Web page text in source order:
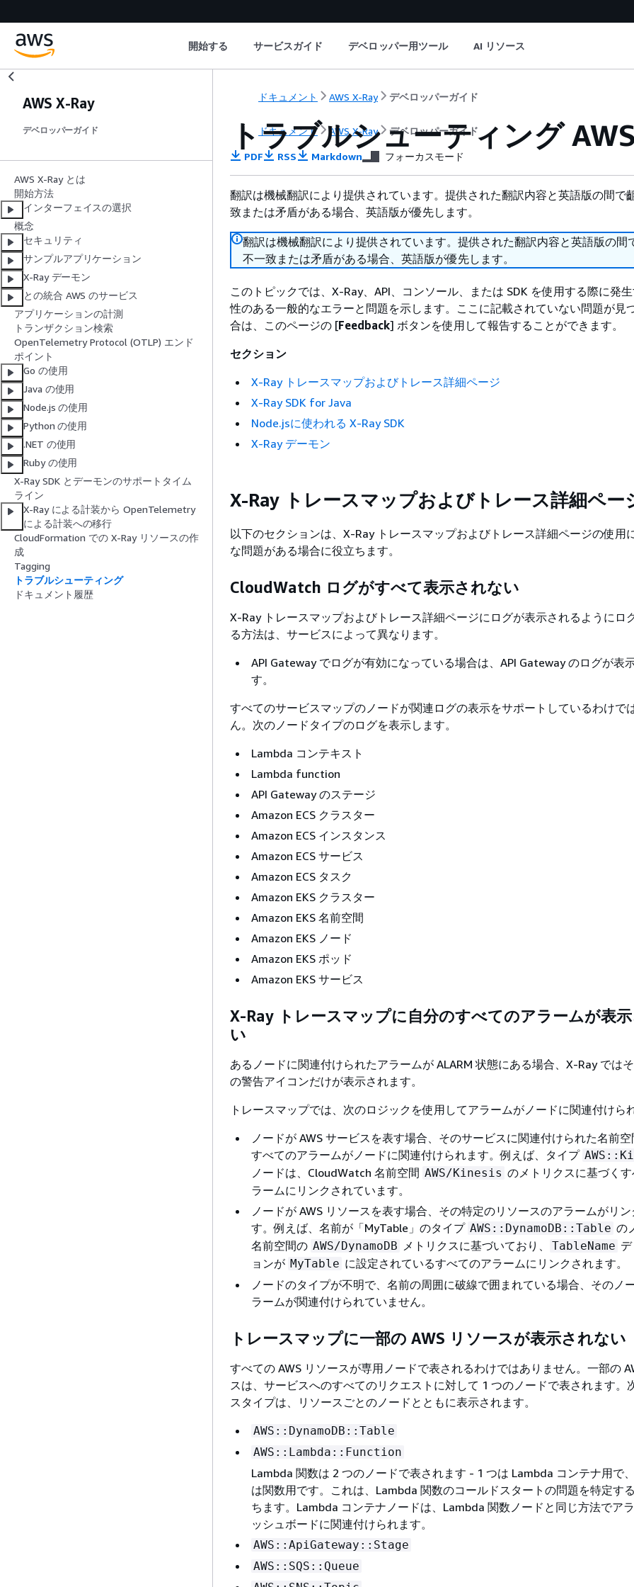
開始する サービスガイド デベロッパー用ツール AI リソース
AWS X-Ray
デベロッパーガイド
AWS X-Ray とは
開始方法
インターフェイスの選択
概念
セキュリティ
サンプルアプリケーション
X-Ray デーモン
との統合 AWS のサービス
アプリケーションの計測
トランザクション検索
OpenTelemetry Protocol (OTLP) エンド
ポイント
Go の使用
Java の使用
Node.js の使用
Python の使用
.NET の使用
Ruby の使用
X-Ray SDK とデーモンのサポートタイム
ライン
X-Ray による計装から OpenTelemetry
による計装への移行
CloudFormation での X-Ray リソースの作
成
Tagging
トラブルシューティング
ドキュメント履歴
ドキュメント AWS X-Ray デベロッパーガイド
ドキュメント AWS X-Ray デベロッパーガイド
トラブルシューティング
PDF RSS Markdown フォーカスモード
翻訳は機械翻訳により提供されています。提供された翻訳内容と英語版の間で
致または矛盾がある場合、英語版が優先します。
翻訳は機械翻訳により提供されています。提供された翻訳内容と英語版の間
不一致または矛盾がある場合、英語版が優先します。
このトピックでは、X-Ray、API、コンソール、または SDK を使用する際に発
性のある一般的なエラーと問題を示します。ここに記載されていない問題が見
合は、このページの [Feedback] ボタンを使用して報告することができます。
セクション
X-Ray トレースマップおよびトレース詳細ページ
X-Ray SDK for Java
Node.jsに使われる X-Ray SDK
X-Ray デーモン
X-Ray トレースマップおよびトレース詳細ペー
以下のセクションは、X-Ray トレースマップおよびトレース詳細ページの使用
な問題がある場合に役立ちます。
CloudWatch ログがすべて表示されない
X-Ray トレースマップおよびトレース詳細ページにログが表示されるようにロ
る方法は、サービスによって異なります。
API Gateway でログが有効になっている場合は、API Gateway のログが表
す。
すべてのサービスマップのノードが関連ログの表示をサポートしているわけで
ん。次のノードタイプのログを表示します。
Lambda コンテキスト
Lambda function
API Gateway のステージ
Amazon ECS クラスター
Amazon ECS インスタンス
Amazon ECS サービス
Amazon ECS タスク
Amazon EKS クラスター
Amazon EKS 名前空間
Amazon EKS ノード
Amazon EKS ポッド
Amazon EKS サービス
X-Ray トレースマップに自分のすべてのアラームが表
い
あるノードに関連付けられたアラームが ALARM 状態にある場合、X-Ray では
の警告アイコンだけが表示されます。
トレースマップでは、次のロジックを使用してアラームがノードに関連付けら
ノードが AWS サービスを表す場合、そのサービスに関連付けられた名前
すべてのアラームがノードに関連付けられます。例えば、タイプ
ノードは、CloudWatch 名前空間 AWS/Kinesis のメトリクスに基づく
ラームにリンクされています。
ノードが AWS リソースを表す場合、その特定のリソースのアラームがリン
す。例えば、名前が「MyTable」のタイプ AWS::DynamoDB::Table の
名前空間の AWS/DynamoDB メトリクスに基づいており、 TableName
ョンが MyTable に設定されているすべてのアラームにリンクされます。
ノードのタイプが不明で、名前の周囲に破線で囲まれている場合、そのノ
ラームが関連付けられていません。
トレースマップに一部の AWS リソースが表示されない
すべての AWS リソースが専用ノードで表されるわけではありません。一部の
スは、サービスへのすべてのリクエストに対して 1 つのノードで表されます。
スタイプは、リソースごとのノードとともに表示されます。
AWS::DynamoDB::Table
AWS::Lambda::Function
Lambda 関数は 2 つのノードで表されます - 1 つは Lambda コンテナ用で
は関数用です。これは、Lambda 関数のコールドスタートの問題を特定す
ちます。Lambda コンテナノードは、Lambda 関数ノードと同じ方法でア
ッシュボードに関連付けられます。
AWS::ApiGateway::Stage
AWS::SQS::Queue